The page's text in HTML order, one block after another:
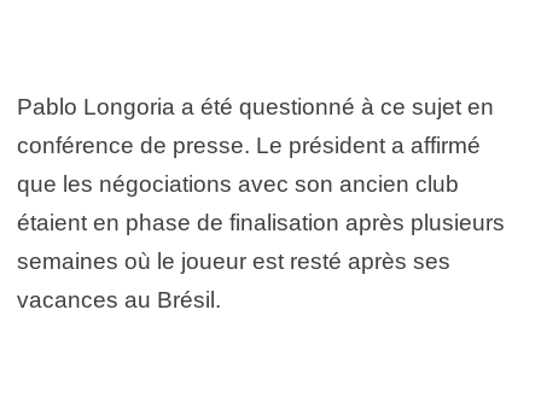
Pablo Longoria a été questionné à ce sujet en
conférence de presse. Le président a affirmé
que les négociations avec son ancien club
étaient en phase de finalisation après plusieurs
semaines où le joueur est resté après ses
vacances au Brésil.